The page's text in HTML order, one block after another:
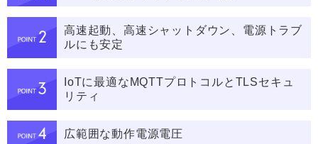
高速起動、高速シャットダウン、電源トラブ
ルにも安定
IoTに最適なMQTTプロトコルとTLSセキュ
リティ
広範囲な動作電源電圧